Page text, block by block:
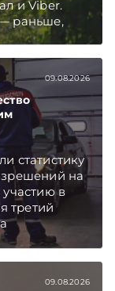
и Viber.
раньше,
09.08.2026
статистику
на
в
третий
экономике
09.08.2026